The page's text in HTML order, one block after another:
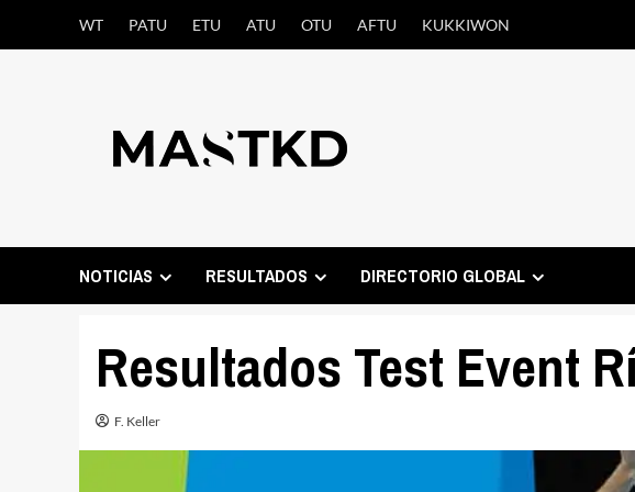
WT PATU ETU ATU OTU AFTU KUKKIWON
NOTICIAS RESULTADOS DIRECTORIO GLOBAL
Resultados Test Event
F. Keller